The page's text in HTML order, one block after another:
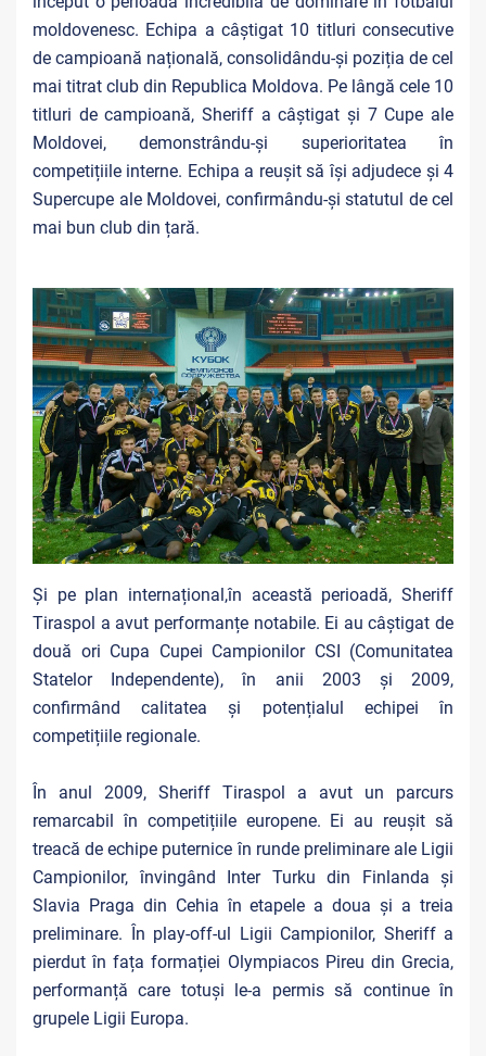
moldovenesc. Echipa a câștigat 10 titluri consecutive
de campioană națională, consolidându-și poziția de cel
mai titrat club din Republica Moldova. Pe lângă cele 10
titluri de campioană, Sheriff a câștigat și 7 Cupe ale
Moldovei, demonstrându-și superioritatea în
competițiile interne. Echipa a reușit să își adjudece și 4
Supercupe ale Moldovei, confirmându-și statutul de cel
mai bun club din țară.
Și pe plan internațional,în această perioadă, Sheriff
Tiraspol a avut performanțe notabile. Ei au câștigat de
două ori Cupa Cupei Campionilor CSI (Comunitatea
Statelor Independente), în anii 2003 și 2009,
confirmând calitatea și potențialul echipei în
competițiile regionale.
În anul 2009, Sheriff Tiraspol a avut un parcurs
remarcabil în competițiile europene. Ei au reușit să
treacă de echipe puternice în runde preliminare ale Ligii
Campionilor, învingând Inter Turku din Finlanda și
Slavia Praga din Cehia în etapele a doua și a treia
preliminare. În play-off-ul Ligii Campionilor, Sheriff a
pierdut în fața formației Olympiacos Pireu din Grecia,
performanță care totuși le-a permis să continue în
grupele Ligii Europa.